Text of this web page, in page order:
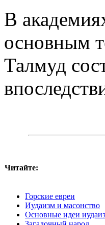
В
основным
Талмуд
Читайте:
Горские евреи
Иудаизм и масонство
Основные идеи